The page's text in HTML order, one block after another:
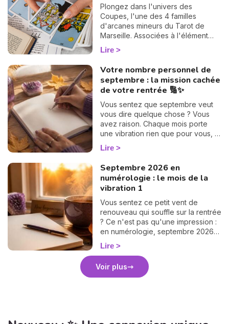
voile sur les raisons profondes de
notre incarnation.
Plongez dans l'univers des
Coupes, l'une des 4 familles
d'arcanes mineurs du Tarot de
Marseille. Associées à l'élément
Eau, ces 14 cartes éclairent votre
vie sentimentale, vos relations et
leur signification complète et ce
qu'elles révèlent dans votre tirage.
Lire
Votre nombre personnel de
septembre : la mission cachée
de votre rentrée 🔢✨
Vous sentez que septembre veut
vous dire quelque chose ? Vous
avez raison. Chaque mois porte
une vibration rien que pour vous, et
il suffit d'un petit calcul de 30
secondes pour la révéler. Suivez le
personnel, puis votre mission de
septembre, chiffre par chiffre. 🔢
Lire
Septembre 2026 en
numérologie : le mois de la
vibration 1
Vous sentez ce petit vent de
renouveau qui souffle sur la rentrée
? Ce n'est pas qu'une impression :
en numérologie, septembre 2026
vibre sur le 1, le chiffre des
commencements. Après un mois
d'août tourné vers les bilans, place
à la page blanche. On vous raconte
le climat de ce mois pas comme les
Lire
Voir plus